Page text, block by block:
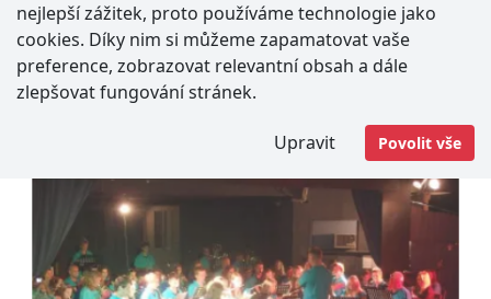
nejlepší zážitek, proto používáme technologie jako
cookies. Díky nim si můžeme zapamatovat vaše
preference, zobrazovat relevantní obsah a dále
zlepšovat fungování stránek.
Upravit Povolit vše